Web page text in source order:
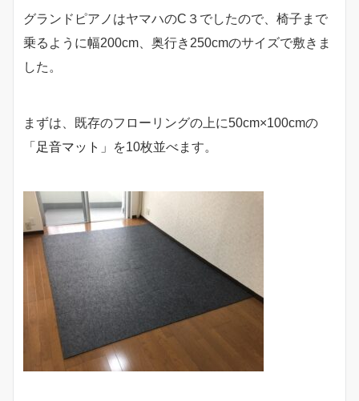
グランドピアノはヤマハのC３でしたので、椅子まで
乗るように幅200cm、奥行き250cmのサイズで敷きま
した。
まずは、既存のフローリングの上に50cm×100cmの
「足音マット」
を10枚並べます。